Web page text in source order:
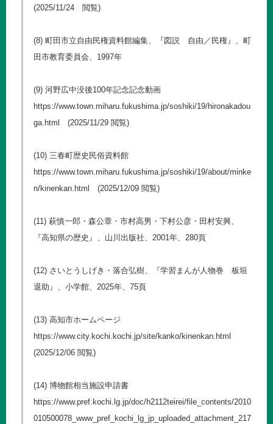
(2025/11/24 閲覧)
(8) 町田市立自由民権資料館編集、『図説 自由／民権』、町
田市教育委員会、1997年
(9) 河野広中没後100年記念記念動画
https://www.town.miharu.fukushima.jp/soshiki/19/hironakadou
ga.html
(2025/11/29 閲覧)
(10) 三春町歴史民俗資料館
https://www.town.miharu.fukushima.jp/soshiki/19/about/minke
n/kinenkan.html
(2025/12/09 閲覧)
(11) 萩慎一郎・森公章・市村高男・下村公彦・田村安興、
『高知県の歴史』、山川出版社、2001年、280頁
(12) さいとうしげき・落合弘樹、『学習まんが人物巻 板垣
退助』、小学館、2025年、75頁
(13) 高知市ホームページ
https://www.city.kochi.kochi.jp/site/kanko/kinenkan.html
(2025/12/06 閲覧)
(14) 博物館相当施設申請書
https://www.pref.kochi.lg.jp/doc/h2112teirei/file_contents/2010
010500078_www_pref_kochi_lg_jp_uploaded_attachment_217